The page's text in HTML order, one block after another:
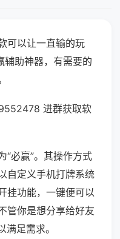
可以让一直输的玩
辅助神器，有需要的
进群获取软
“必赢”。其操作方式
自定义手机打牌系统
挂功能，一键便可以
管你是想分享给好友
足需求。